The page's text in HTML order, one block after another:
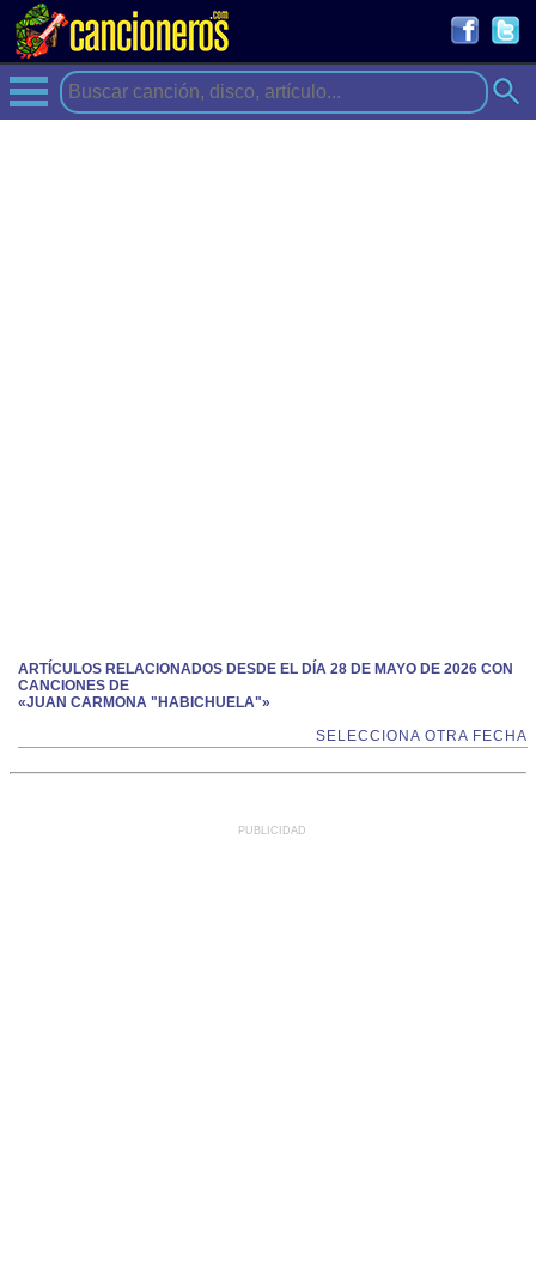
ARTÍCULOS RELACIONADOS DESDE EL DÍA 28 DE MAYO DE 2026 CON
CANCIONES DE
«JUAN CARMONA "HABICHUELA"»
SELECCIONA OTRA FECHA
PUBLICIDAD